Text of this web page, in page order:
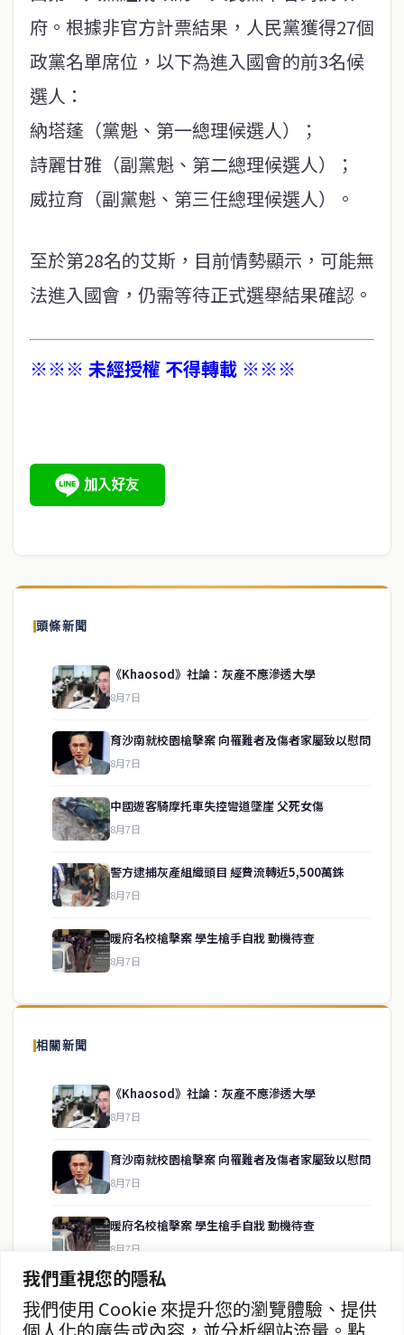
我們重視您的隱私
我們使用 Cookie 來提升您的瀏覽體驗、提供
個人化的廣告或內容，並分析網站流量。點
府。根據非官方計票結果，人民黨獲得27個
政黨名單席位，以下為進入國會的前3名候
選人：
納塔蓬（黨魁、第一總理候選人）；
詩麗甘雅（副黨魁、第二總理候選人）；
威拉育（副黨魁、第三任總理候選人）。
至於第28名的艾斯，目前情勢顯示，可能無
法進入國會，仍需等待正式選舉結果確認。
※※※ 未經授權 不得轉載 ※※※
頭條新聞
《Khaosod》社論：灰產不應滲透大學
8月7日
育沙南就校園槍擊案 向罹難者及傷者家屬致以慰問
8月7日
中國遊客騎摩托車失控彎道墜崖 父死女傷
8月7日
警方逮捕灰產組織頭目 經費流轉近5,500萬銖
8月7日
暖府名校槍擊案 學生槍手自戕 動機待查
8月7日
相關新聞
《Khaosod》社論：灰產不應滲透大學
8月7日
育沙南就校園槍擊案 向罹難者及傷者家屬致以慰問
8月7日
暖府名校槍擊案 學生槍手自戕 動機待查
8月7日
暖武里名校發生槍擊案 2死15傷
8月7日
關於我們
泰國中文新聞（TCN）是一家總部設於曼谷的中文新聞媒體，致力於
供即時、客觀、多元的中文新聞內容。
房地產
聯絡資訊
service@thaichinesenews.com